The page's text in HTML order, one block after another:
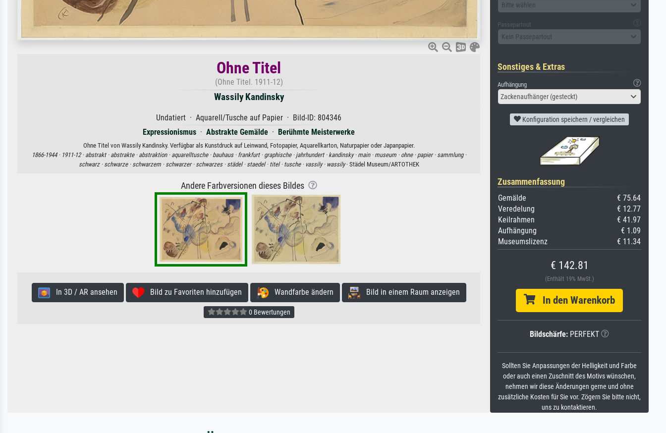
Ohne Titel
(Ohne Titel. 1911-12)
Wassily Kandinsky
Undatiert · Aquarell/Tusche auf Papier · Bild-ID: 804346
Expressionismus · Abstrakte Gemälde · Berühmte Meisterwerke
Ohne Titel von Wassily Kandinsky. Verfügbar als Kunstdruck auf Leinwand, Fotopapier, Aquarellkarton, Naturpapier oder Japanpapier.
1866-1944 · 1911-12 · abstrakt · abstrakte · abstraktion · aquarelltusche · bauhaus · frankfurt · graphische · jahrhundert · kandinsky · main · museum · ohne · papier · sammlung ·
schwarz · schwarze · schwarzem · schwarzer · schwarzes · städel · staedel · titel · tusche · vassily · wassily· Städel Museum/ARTOTHEK
Andere Farbversionen dieses Bildes
In 3D / AR ansehen Bild zu Favoriten hinzufügen Wandfarbe ändern Bild in einem Raum anzeigen
0 Bewertungen
Bitte wählen
Passepartout
Kein Passepartout
Sonstiges & Extras
Aufhängung
Zackenaufhänger (gesteckt)
Konfiguration speichern / vergleichen
Zusammenfassung
Gemälde
€ 75.64
Veredelung
€ 12.77
Keilrahmen
€ 41.97
Aufhängung
€ 1.09
Museumslizenz
€ 11.34
€ 142.81
(Enthält 19% MwSt.)
In den Warenkorb
Bildschärfe: PERFEKT
Sollten Sie Anpassungen der Helligkeit und Farbe
oder auch einen Zuschnitt des Motivs wünschen,
nehmen wir diese Änderungen gerne und ohne
zusätzliche Kosten für Sie vor. Zögern Sie bitte nicht,
uns zu kontaktieren.